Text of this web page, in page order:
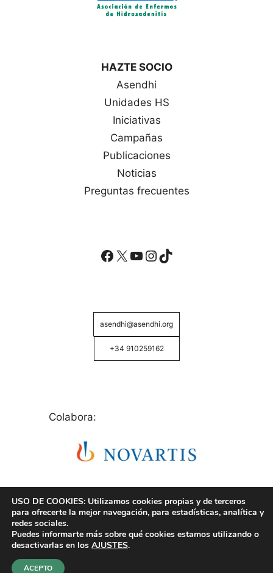
HAZTE SOCIO
Asendhi
Unidades HS
Iniciativas
Campañas
Publicaciones
Noticias
Preguntas frecuentes
Facebook
X YouTube
Instagram
TikTok
asendhi@asendhi.org
+34 910259162
Colabora:
© Copyright 2026 ASENDHI - Asociación de Enfermos
USO DE COOKIES: Utilizamos cookies propias y de terceros
para ofrecerte la mejor navegación, para estadísticas, analítica y
redes sociales.
Puedes informarte más sobre qué cookies estamos utilizando o
desactivarlas en los AJUSTES.
ACEPTO